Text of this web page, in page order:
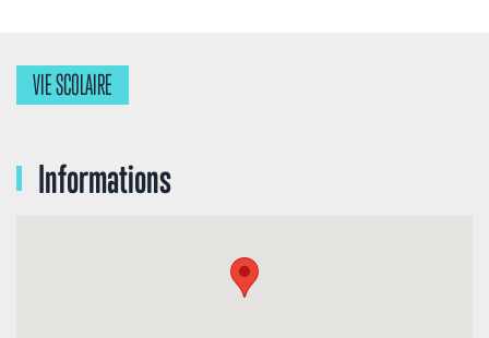
VIE SCOLAIRE
Informations